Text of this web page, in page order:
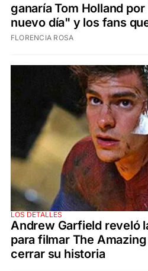
ganaría Tom Holland
nuevo día" y los fans
FLORENCIA ROSA
LOS DETALLES
Andrew Garfield reveló
para filmar The
cerrar su historia